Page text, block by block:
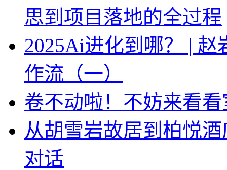
思到项目落地的全过程
2025Ai进化到哪？ |
作流（一）
卷不动啦！不妨来看
从胡雪岩故居到柏悦
对话